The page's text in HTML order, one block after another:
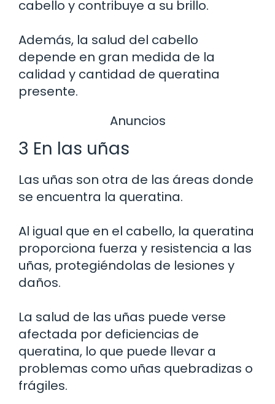
cabello y contribuye a su brillo.
Además, la salud del cabello
depende en gran medida de la
calidad y cantidad de queratina
presente.
Anuncios
3 En las uñas
Las uñas son otra de las áreas donde
se encuentra la queratina.
Al igual que en el cabello, la queratina
proporciona fuerza y resistencia a las
uñas, protegiéndolas de lesiones y
daños.
La salud de las uñas puede verse
afectada por deficiencias de
queratina, lo que puede llevar a
problemas como uñas quebradizas o
frágiles.